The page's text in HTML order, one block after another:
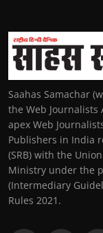
Saahas Samachar
the Web Journalists
apex Web
Publishers in India
(SRB) with the
Ministry under the
(Intermediary
Rules 2021.